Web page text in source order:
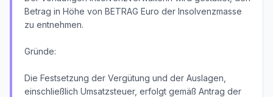
Betrag in Höhe von BETRAG Euro der Insolvenzmasse
zu entnehmen.
Gründe:
Die Festsetzung der Vergütung und der Auslagen,
einschließlich Umsatzsteuer, erfolgt gemäß Antrag der